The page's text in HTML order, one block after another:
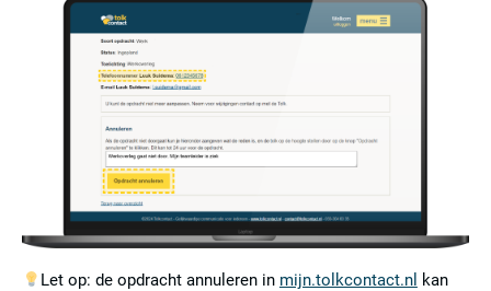
Let op: de opdracht annuleren in mijn.tolkcontact.nl kan